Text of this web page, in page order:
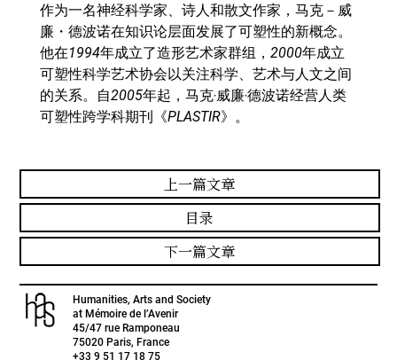
作为一名神经科学家、诗人和散文作家，马克－ 威
廉・ 德波诺在知识论层面发展了可塑性的新概念。
他在1994年成立了造形艺术家群组， 2000年成立
可塑性科学艺术协会以关注科学、艺术与人文之间
的关系。自2005年起，马克‧威廉‧德波诺经营人类
可塑性跨学科期刊《PLASTIR》。
上一篇文章
目录
下一篇文章
Humanities, Arts and Society
at Mémoire de l’Avenir
45/47 rue Ramponeau
75020 Paris, France
+33 9 51 17 18 75